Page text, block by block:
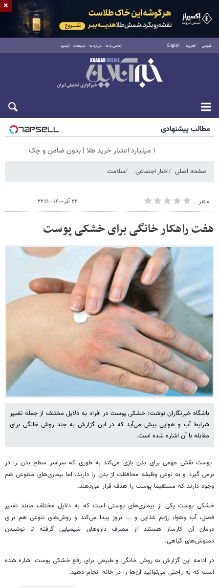
فارسی العربية English تماس با ما درباره ما تبلیغات آرشیو
جمعه ۱۶ مرداد ۱۴۰۵
مطالب پیشنهادی
۱ میلیارد اعتبار خرید طلا | بدون ضامن و چک
صفحه اصلی اخبار اجتماعی سلامت
۰ نفر ۲۲ آذر ۱۴۰۰ - ۲۲:۱۱
هفت راهکار خانگی برای خشکی پوست
باشگاه خبرنگاران نوشت: خشکی پوست در افراد به دلایل مختلف از جمله تغییر
شرایط آب و هوایی پیش می‌آید که در این گزارش به چند روش خانگی برای
مقابله با آن اشاره شده است.
پوست نقش مهمی برای بدن بازی می‌کند به طوری که سراسر سطح بدن را در
برمی گیرد و به نوعی وظیفه محافظت از بدن را دارند، اما بیماری‌های متنوعی هم
وجود دارند که مستقیما پوست را هدف قرار می‌دهند.
خشکی پوست یکی از بیماری‌های پوستی است که به دلایل مختلف مانند تغییر
فصل، آب وهوا، رژیم غذایی و ... بروز پیدا می‌کند و روش‌های تنوعی هم برای
درمان آن کارساز هستند از مصرف داروهای شیمیایی گرفته تا نوشیدن
دمنوش‌های گیاهی.
در ادامه این گزارش به روش خانگی و طبیعی برای رفع خشکی پوست اشاره شده
است که به راحتی می‌توانید آن‌ها را در خانه انجام دهید.
×